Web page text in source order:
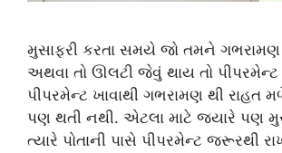
મુસાફરી કરતા સમયે જો તમને ગભરામણ
અથવા તો ઊલટી જેવું થાય તો પીપરમેન્ટ
પીપરમેન્ટ ખાવાથી ગભરામણ થી રાહત
પણ થતી નથી. એટલા માટે જ્યારે પણ
ત્યારે પોતાની પાસે પીપરમેન્ટ જરૂરથી